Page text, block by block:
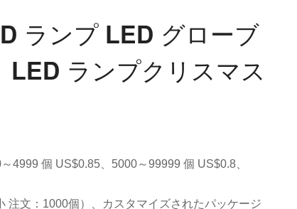
ランプ LED グローブ
LED ランプクリスマス
4999 個 US$0.85、5000～99999 個 US$0.8、
注文：1000個）、カスタマイズされたパッケージ